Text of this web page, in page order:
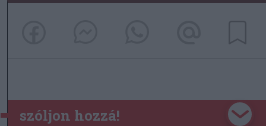
szóljon hozzá!